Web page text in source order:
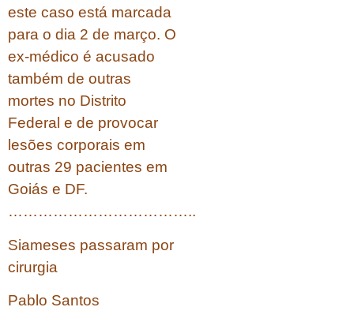
este caso está marcada
para o dia 2 de março. O
ex-médico é acusado
também de outras
mortes no Distrito
Federal e de provocar
lesões corporais em
outras 29 pacientes em
Goiás e DF.
………………………………..
Siameses passaram por
cirurgia
Pablo Santos